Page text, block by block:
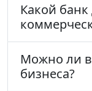
Какой банк
Можно ли
бизнеса?